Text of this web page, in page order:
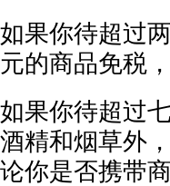
如果你待超过
元的商品免税
如果你待超过
酒精和烟草外
论你是否携带